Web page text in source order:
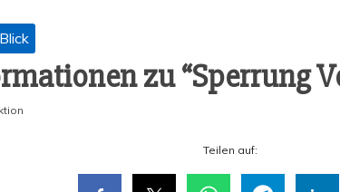
zu “Sper­rung
Tei­len auf: